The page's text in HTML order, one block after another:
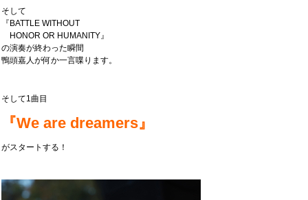
そして
『BATTLE WITHOUT
HONOR OR HUMANITY』
の演奏が終わった瞬間
鴨頭嘉人が何か一言喋ります。
そして1曲目
『We are dreamers』
がスタートする！